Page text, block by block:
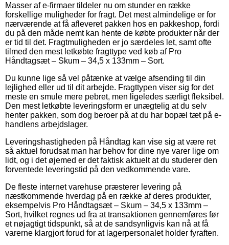
Masser af e-firmaer tildeler nu om stunder en række
forskellige muligheder for fragt. Det mest almindelige er for
nærværende at få afleveret pakken hos en pakkeshop, fordi
du på den måde nemt kan hente de købte produkter når der
er tid til det. Fragtmuligheden er jo særdeles let, samt ofte
tilmed den mest letkøbte fragttype ved køb af Pro
Håndtagsæt – Skum – 34,5 x 133mm – Sort.
Du kunne lige så vel påtænke at vælge afsending til din
lejlighed eller ud til dit arbejde. Fragttypen viser sig for det
meste en smule mere pebret, men ligeledes særligt fleksibel.
Den mest letkøbte leveringsform er unægtelig at du selv
henter pakken, som dog beroer på at du har bopæl tæt på e-
handlens arbejdslager.
Leveringshastigheden på Håndtag kan vise sig at være ret
så aktuel forudsat man har behov for dine nye varer lige om
lidt, og i det øjemed er det faktisk aktuelt at du studerer den
forventede leveringstid på den vedkommende vare.
De fleste internet varehuse præsterer levering på
næstkommende hverdag på en række af deres produkter,
eksempelvis Pro Håndtagsæt – Skum – 34,5 x 133mm –
Sort, hvilket regnes ud fra at transaktionen gennemføres før
et nøjagtigt tidspunkt, så at de sandsynligvis kan nå at få
varerne klargjort forud for at lagerpersonalet holder fyraften.